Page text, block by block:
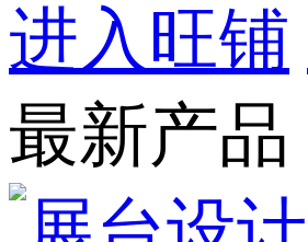
进入旺铺
最新产品